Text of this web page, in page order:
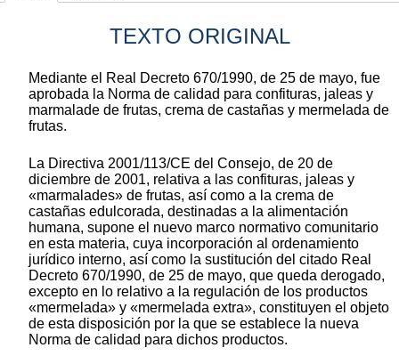
TEXTO ORIGINAL
Mediante el Real Decreto 670/1990, de 25 de mayo, fue
aprobada la Norma de calidad para confituras, jaleas y
marmalade de frutas, crema de castañas y mermelada de
frutas.
La Directiva 2001/113/CE del Consejo, de 20 de
diciembre de 2001, relativa a las confituras, jaleas y
«marmalades» de frutas, así como a la crema de
castañas edulcorada, destinadas a la alimentación
humana, supone el nuevo marco normativo comunitario
en esta materia, cuya incorporación al ordenamiento
jurídico interno, así como la sustitución del citado Real
Decreto 670/1990, de 25 de mayo, que queda derogado,
excepto en lo relativo a la regulación de los productos
«mermelada» y «mermelada extra», constituyen el objeto
de esta disposición por la que se establece la nueva
Norma de calidad para dichos productos.